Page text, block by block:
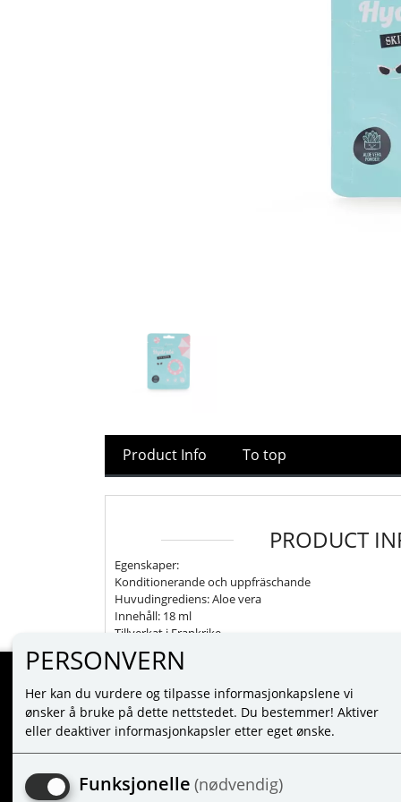
Product Info To top
PRODUCT
Egenskaper:
Konditionerande och uppfräschande
Huvudingrediens: Aloe vera
Innehåll: 18 ml
Tillverkat i Frankrike
MINE SIDER
LOGIN
TERMS
PERSONVERN
Her kan du vurdere og tilpasse informasjonkapslene vi
ønsker å bruke på dette nettstedet. Du bestemmer! Aktiver
eller deaktiver informasjonkapsler etter eget ønske.
Funksjonelle (nødvendig)